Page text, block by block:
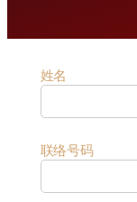
姓名
联络号码